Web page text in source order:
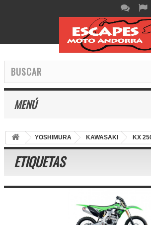
MENÚ
YOSHIMURA KAWASAKI KX
ETIQUETAS